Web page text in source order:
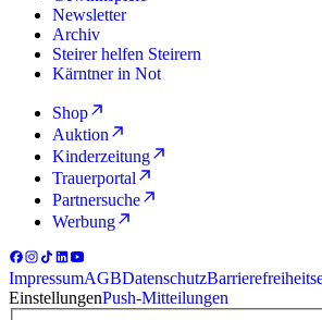
Newsletter
Archiv
Steirer helfen Steirern
Kärntner in Not
Shop
Auktion
Kinderzeitung
Trauerportal
Partnersuche
Werbung
ImpressumAGBDatenschutz
EinstellungenPush-Mitteilungen